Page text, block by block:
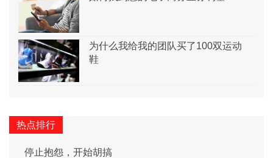
为什么我给我的团队买了100双运动
鞋
热点排行
停止抱怨，开始胡搞